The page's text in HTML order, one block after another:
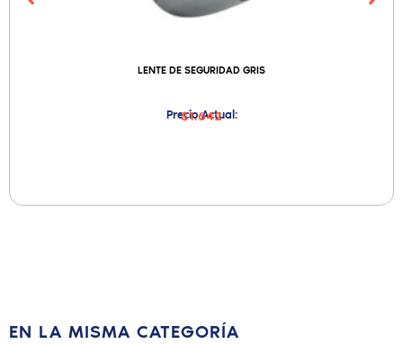
LENTE DE SEGURIDAD GRIS
Precio Actual:
$1.642
EN LA MISMA CATEGORÍA